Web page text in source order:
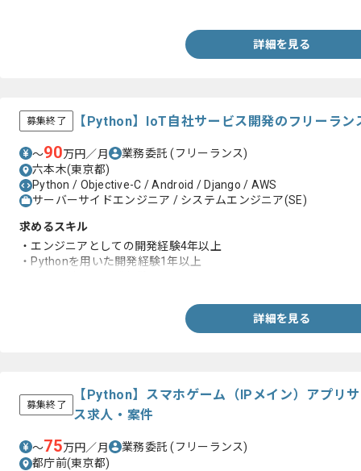
詳細を見る
募集終了 【Python】IoT自社サービス開発のフリーラン
〜90万円／月 業務委託(フリーランス)
六本木(東京都)
Python / Objective-C / Android / Django / AWS
サーバーサイドエンジニア / システムエンジニア(SE)
求めるスキル
・エンジニアとしての開発経験4年以上
・Pythonを用いた開発経験1年以上
詳細を見る
募集終了
【Python】スマホゲーム（IPメイン）アプリ
ス求人・案件
〜75万円／月 業務委託(フリーランス)
都庁前(東京都)